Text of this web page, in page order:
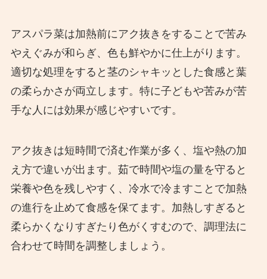
アスパラ菜は加熱前にアク抜きをすることで苦み
やえぐみが和らぎ、色も鮮やかに仕上がります。
適切な処理をすると茎のシャキッとした食感と葉
の柔らかさが両立します。特に子どもや苦みが苦
手な人には効果が感じやすいです。
アク抜きは短時間で済む作業が多く、塩や熱の加
え方で違いが出ます。茹で時間や塩の量を守ると
栄養や色を残しやすく、冷水で冷ますことで加熱
の進行を止めて食感を保てます。加熱しすぎると
柔らかくなりすぎたり色がくすむので、調理法に
合わせて時間を調整しましょう。